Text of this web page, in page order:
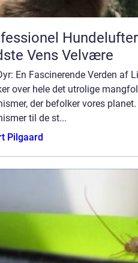
Vens Velvære
En Fascinerende Verden af
over hele det utrolige
der befolker vores
til de st...
Pilgaard